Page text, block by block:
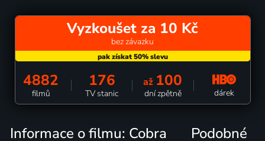
Vyzkoušet za 10 Kč
bez závazku
4882
filmů
176
TV stanic
až 100
dní zpětně dárek
Informace o filmu: Cobra
Podobné